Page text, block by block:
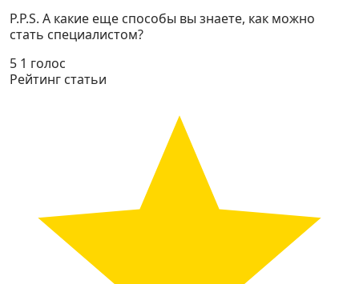
P.P.S. А какие еще способы вы знаете, как можно
стать специалистом?
5 1 голос
Рейтинг статьи